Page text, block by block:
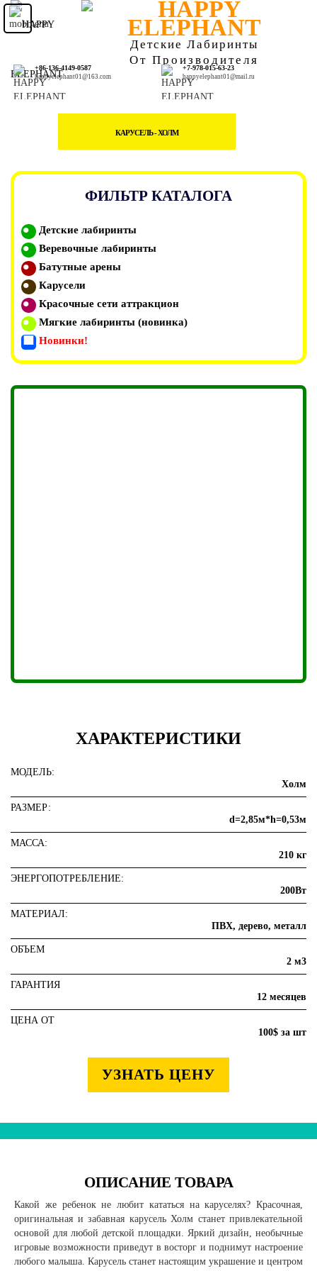
Детские Лабиринты
От Производителя
+86-136-4149-0587
happyelephant01@163.com
+7-978-015-63-23
happyelephant01@mail.ru
КАРУСЕЛЬ - ХОЛМ
ФИЛЬТР КАТАЛОГА
Детские лабиринты
Веревочные лабиринты
Батутные арены
Карусели
Красочные сети аттракцион
Мягкие лабиринты (новинка)
Новинки!
ХАРАКТЕРИСТИКИ
МОДЕЛЬ:
Холм
РАЗМЕР:
d=2,85м*h=0,53м
МАССА:
210 кг
ЭНЕРГОПОТРЕБЛЕНИЕ:
200Вт
МАТЕРИАЛ:
ПВХ, дерево, металл
ОБЪЕМ
2 м3
ГАРАНТИЯ
12 месяцев
ЦЕНА ОТ
100$ за шт
УЗНАТЬ ЦЕНУ
ОПИСАНИЕ ТОВАРА
Какой же ребенок не любит кататься на каруселях? Красочная,
оригинальная и забавная карусель Холм станет привлекательной
основой для любой детской площадки. Яркий дизайн, необычные
игровые возможности приведут в восторг и поднимут настроение
любого малыша. Карусель станет настоящим украшение и центром